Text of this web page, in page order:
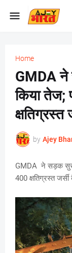
Home
GMDA ने
किया तेज;
क्षतिग्रस्त
by Ajey
GMDA ने सड़क
400 क्षतिग्रस्त जर्सी